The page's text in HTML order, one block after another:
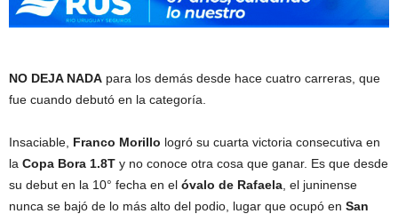
NO DEJA NADA para los demás desde hace cuatro carreras, que
fue cuando debutó en la categoría.
Insaciable, Franco Morillo logró su cuarta victoria consecutiva en
la Copa Bora 1.8T y no conoce otra cosa que ganar. Es que desde
su debut en la 10° fecha en el óvalo de Rafaela , el juninense
nunca se bajó de lo más alto del podio, lugar que ocupó en San